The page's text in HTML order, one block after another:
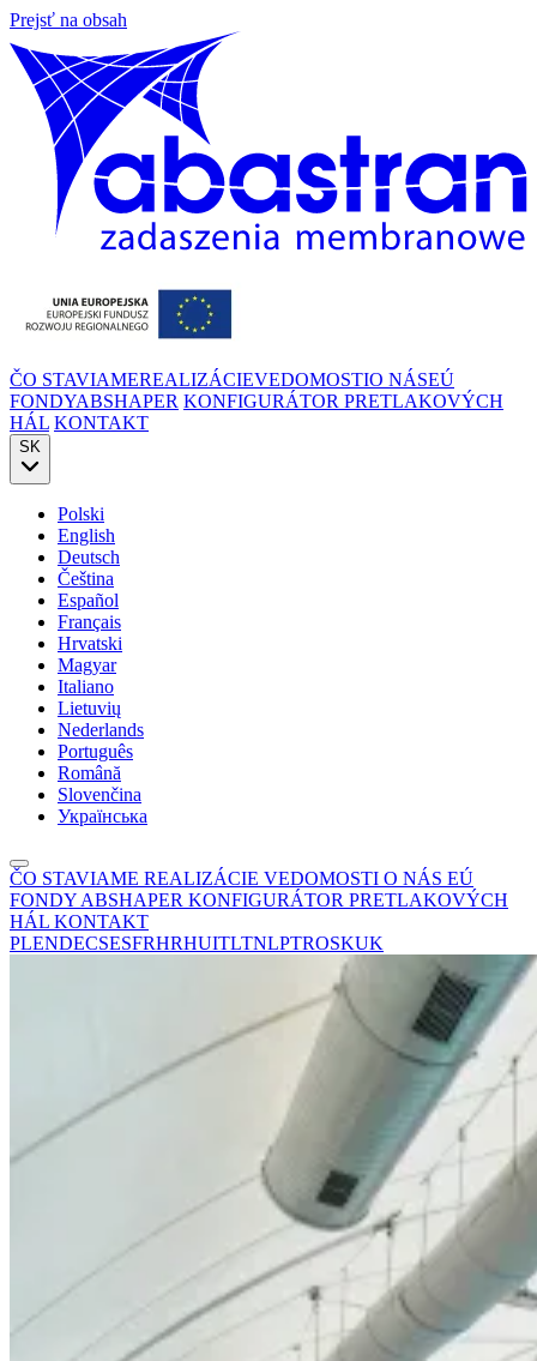
Prejsť na obsah
ČO STAVIAMEREALIZÁCIEVEDOMOSTIO NÁSEÚ
FONDYABSHAPER KONFIGURÁTOR PRETLAKOVÝCH
HÁL KONTAKT
SK
Polski
English
Deutsch
Čeština
Español
Français
Hrvatski
Magyar
Italiano
Lietuvių
Nederlands
Português
Română
Slovenčina
Українська
ČO STAVIAME REALIZÁCIE VEDOMOSTI O NÁS EÚ
FONDY ABSHAPER KONFIGURÁTOR PRETLAKOVÝCH
HÁL KONTAKT
PLENDECSESFRHRHUITLTNLPTROSKUK